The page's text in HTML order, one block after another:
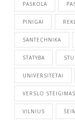
PASKOLA
PINIGAI
SANTECHNIKA
STATYBA
UNIVERSITETAI
VERSLO STEIGIMAS
VILNIUS